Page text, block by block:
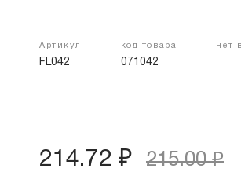
Артикул
FL042
код товара
071042
нет
214.72 ₽ 215.00 ₽